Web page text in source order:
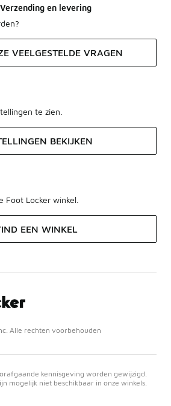
en levering
VEELGESTELDE VRAGEN
te zien.
BEKIJKEN
Foot Locker winkel.
EEN WINKEL
Alle rechten voorbehouden
kennisgeving worden gewijzigd.
mogelijk niet beschikbaar in onze winkels.